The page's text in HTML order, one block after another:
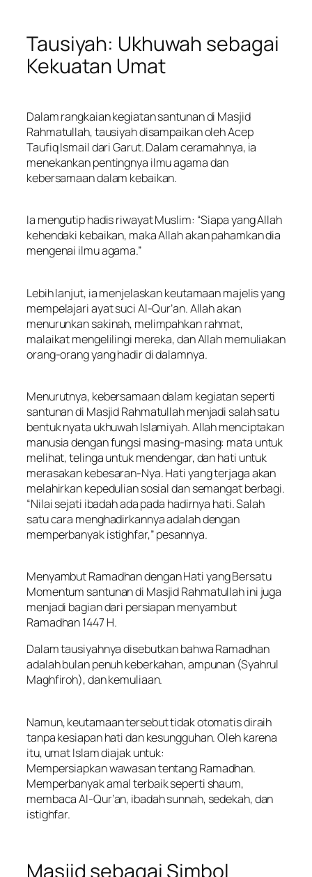
Tausiyah: Ukhuwah sebagai
Kekuatan Umat
Dalam rangkaian kegiatan santunan di Masjid
Rahmatullah, tausiyah disampaikan oleh Acep
Taufiq Ismail dari Garut. Dalam ceramahnya, ia
menekankan pentingnya ilmu agama dan
kebersamaan dalam kebaikan.
Ia mengutip hadis riwayat Muslim: “Siapa yang Allah
kehendaki kebaikan, maka Allah akan pahamkan dia
mengenai ilmu agama.”
Lebih lanjut, ia menjelaskan keutamaan majelis yang
mempelajari ayat suci Al-Qur’an. Allah akan
menurunkan sakinah, melimpahkan rahmat,
malaikat mengelilingi mereka, dan Allah memuliakan
orang-orang yang hadir di dalamnya.
Menurutnya, kebersamaan dalam kegiatan seperti
santunan di Masjid Rahmatullah menjadi salah satu
bentuk nyata ukhuwah Islamiyah. Allah menciptakan
manusia dengan fungsi masing-masing: mata untuk
melihat, telinga untuk mendengar, dan hati untuk
merasakan kebesaran-Nya. Hati yang terjaga akan
melahirkan kepedulian sosial dan semangat berbagi.
“Nilai sejati ibadah ada pada hadirnya hati. Salah
satu cara menghadirkannya adalah dengan
memperbanyak istighfar,” pesannya.
Menyambut Ramadhan dengan Hati yang Bersatu
Momentum santunan di Masjid Rahmatullah ini juga
menjadi bagian dari persiapan menyambut
Ramadhan 1447 H.
Dalam tausiyahnya disebutkan bahwa Ramadhan
adalah bulan penuh keberkahan, ampunan (Syahrul
Maghfiroh), dan kemuliaan.
Namun, keutamaan tersebut tidak otomatis diraih
tanpa kesiapan hati dan kesungguhan. Oleh karena
itu, umat Islam diajak untuk:
Mempersiapkan wawasan tentang Ramadhan.
Memperbanyak amal terbaik seperti shaum,
membaca Al-Qur’an, ibadah sunnah, sedekah, dan
istighfar.
Masjid sebagai Simbol